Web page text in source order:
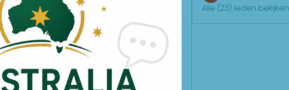
Alle (23) leden bekijken